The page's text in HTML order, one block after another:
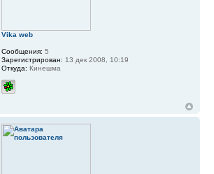
Vika web
Сообщения: 5
Зарегистрирован: 13 дек 2008, 10:19
Откуда: Кинешма